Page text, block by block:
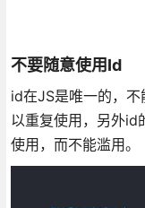
不要随意使用Id
id在JS是唯一的，
以重复使用，另外id
使用，而不能滥用。